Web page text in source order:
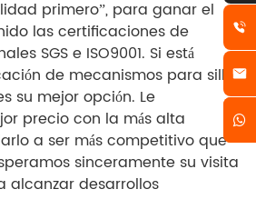
primero”, para ganar el
las certificaciones de
SGS e ISO9001. Si está
de mecanismos para sillas
su mejor opción. Le
precio con la más alta
a ser más competitivo que
sinceramente su visita
alcanzar desarrollos